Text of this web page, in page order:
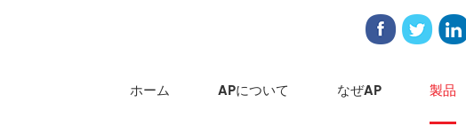
ホーム APについて なぜAP 製品